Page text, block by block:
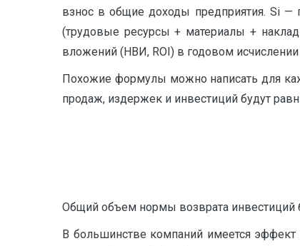
взнос в общие доходы предприятия. Si —
(трудовые ресурсы + материалы +
вложений (НВИ, ROI) в годовом
Похожие формулы можно написать для
продаж, издержек и инвестиций будут
Общий объем нормы возврата инвестиций
В большинстве компаний имеется